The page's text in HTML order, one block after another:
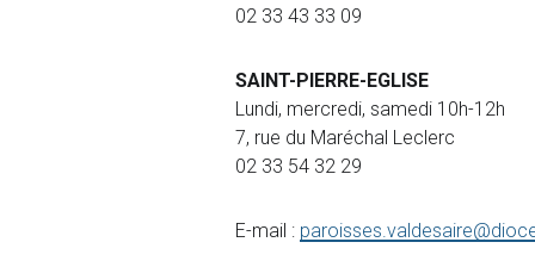
02 33 43 33 09
SAINT-PIERRE-EGLISE
Lundi, mercredi, samedi 10h-12h
7, rue du Maréchal Leclerc
02 33 54 32 29
E-mail :